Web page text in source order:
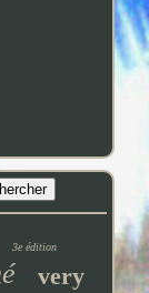
3e édition
very